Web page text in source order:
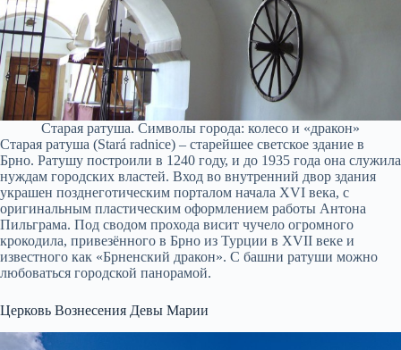
Старая ратуша. Символы города: колесо и «дракон»
Старая ратуша (Stará radnice) – старейшее светское здание в
Брно. Ратушу построили в 1240 году, и до 1935 года она служила
нуждам городских властей. Вход во внутренний двор здания
украшен позднеготическим порталом начала XVI века, с
оригинальным пластическим оформлением работы Антона
Пильграма. Под сводом прохода висит чучело огромного
крокодила, привезённого в Брно из Турции в XVII веке и
известного как «Брненский дракон». С башни ратуши можно
любоваться городской панорамой.
Церковь Вознесения Девы Марии